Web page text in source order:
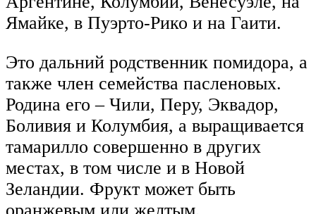
Ямайке, в Пуэрто-Рико и на Гаити.
Это дальний родственник помидора, а
также член семейства пасленовых.
Родина его – Чили, Перу, Эквадор,
Боливия и Колумбия, а выращивается
тамарилло совершенно в других
местах, в том числе и в Новой
Зеландии. Фрукт может быть